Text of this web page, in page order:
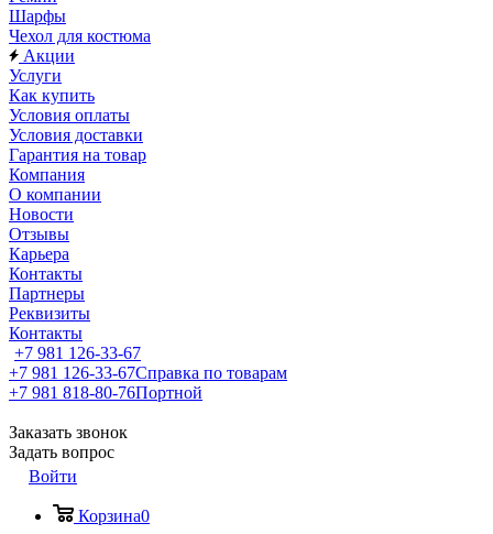
Шарфы
Чехол для костюма
Акции
Услуги
Как купить
Условия оплаты
Условия доставки
Гарантия на товар
Компания
О компании
Новости
Отзывы
Карьера
Контакты
Партнеры
Реквизиты
Контакты
+7 981 126-33-67
+7 981 126-33-67Справка по товарам
+7 981 818-80-76Портной
Заказать звонок
Задать вопрос
Войти
Корзина0